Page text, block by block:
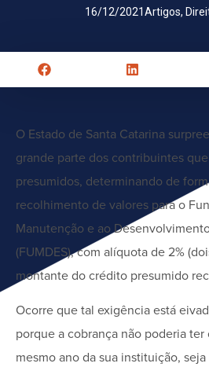
16/12/2021Artigos,
O Estado de Santa Catarina
grande parte dos contribuintes
presumidos, determinando de
recolhimento de valores para o
Manutenção e ao
(FUMDES), com alíquota de 2%
montante do crédito presumido
Ocorre que tal exigência está
porque a cobrança não poderia
mesmo ano da sua instituição,